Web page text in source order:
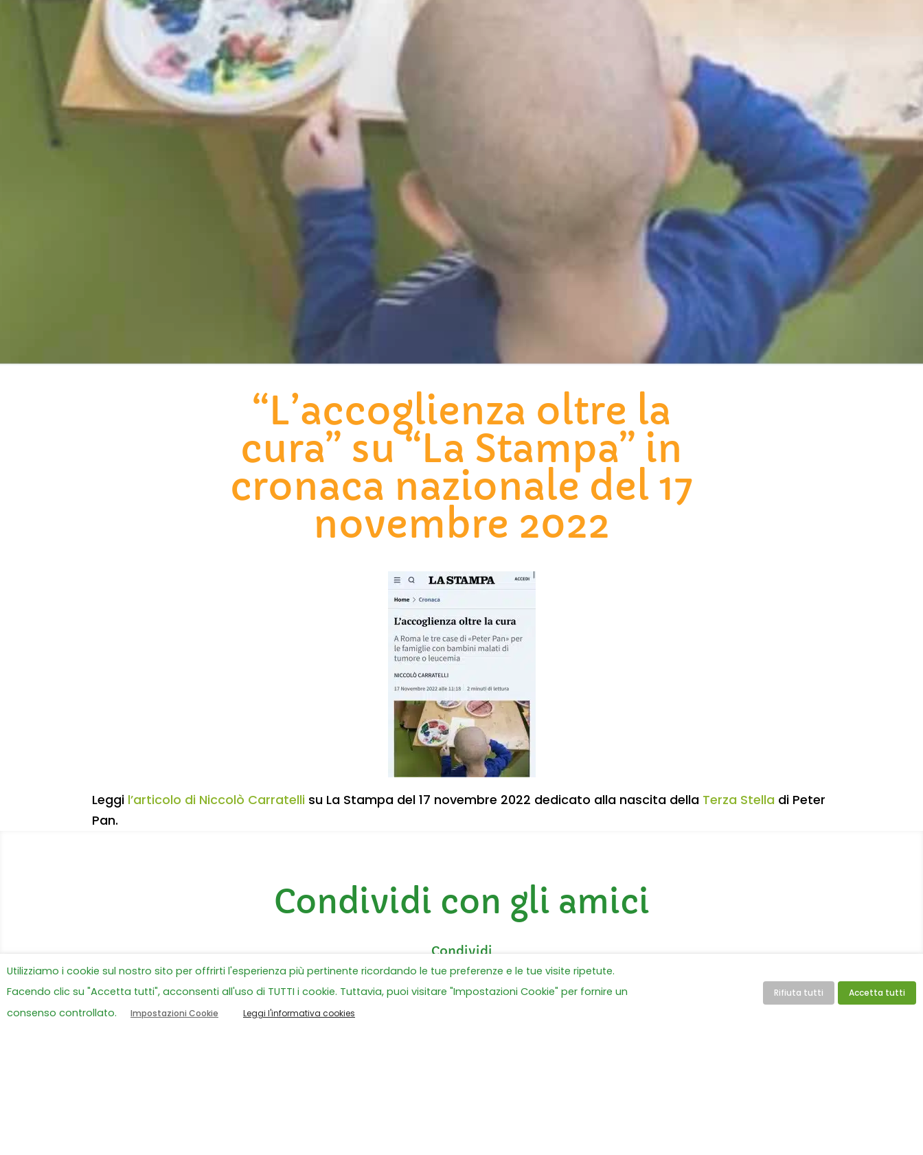
“L’accoglienza oltre la
cura” su “La Stampa” in
cronaca nazionale del 17
novembre 2022
Leggi l’articolo di Niccolò Carratelli su La Stampa del 17 novembre 2022 dedicato alla nascita della Terza Stella di Peter
Pan.
Condividi con gli amici
Utilizziamo i cookie sul nostro sito per offrirti l'esperienza più pertinente ricordando le tue preferenze e le tue visite ripetute.
Facendo clic su "Accetta tutti", acconsenti all'uso di TUTTI i cookie. Tuttavia, puoi visitare "Impostazioni Cookie" per fornire un
consenso controllato.
Impostazioni Cookie Leggi l'informativa cookies
Rifiuta tutti Accetta tutti